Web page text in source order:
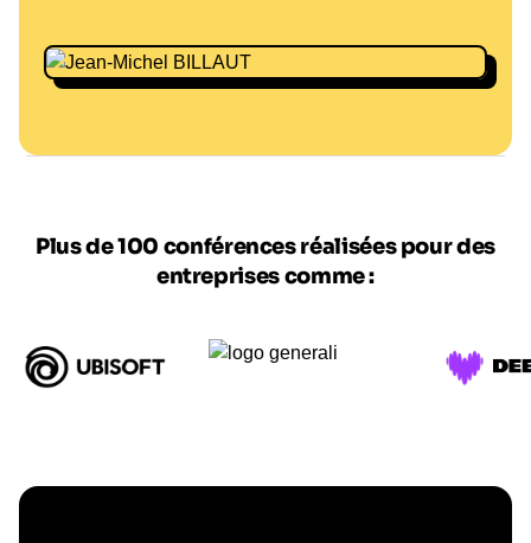
Plus de 100 conférences réalisées pour des
entreprises comme :